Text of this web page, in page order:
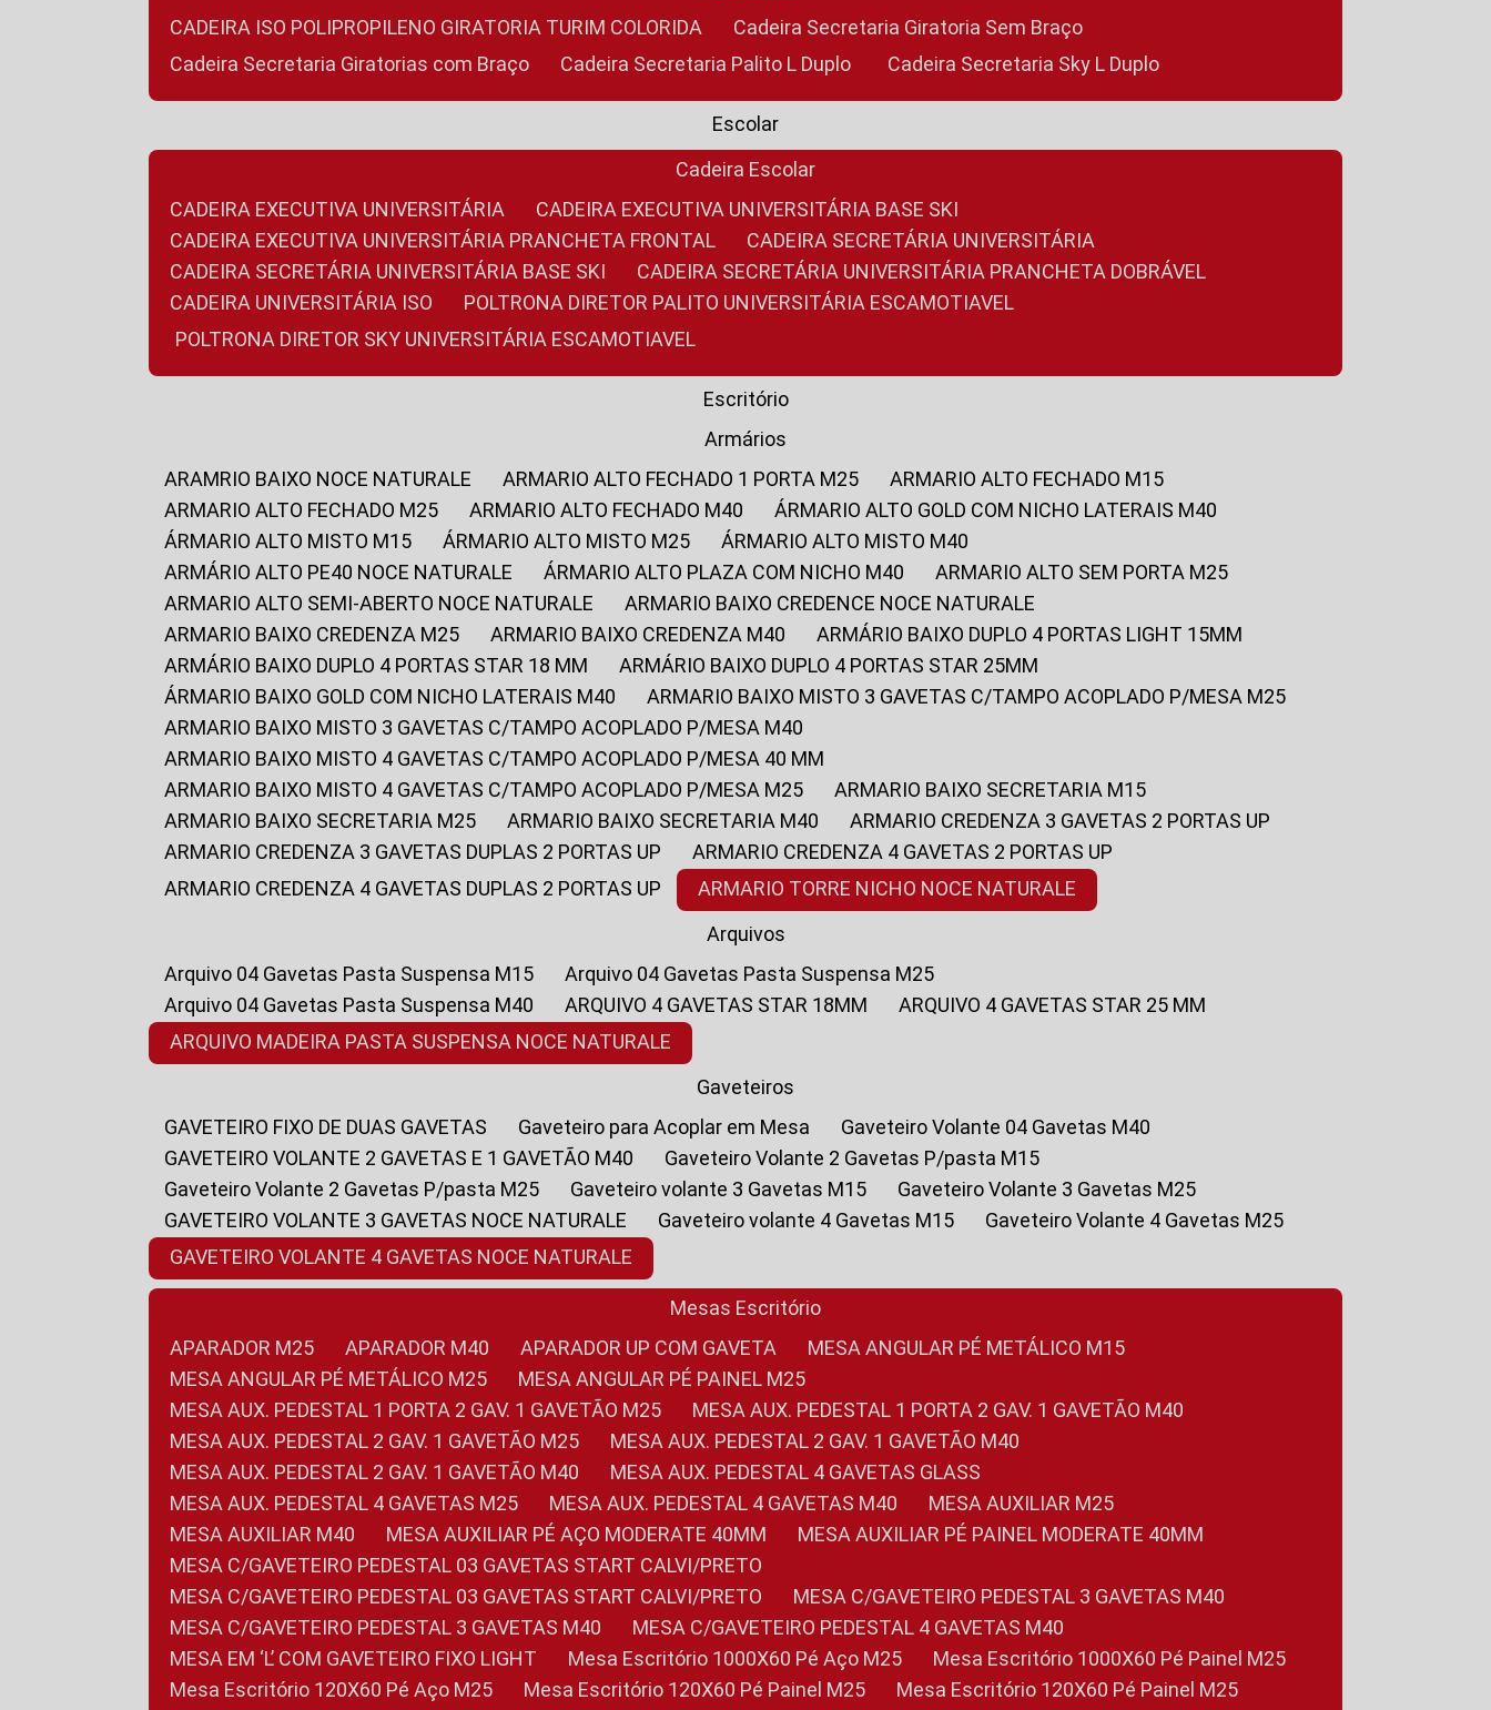
CADEIRA ISO POLIPROPILENO GIRATORIA TURIM COLORIDA
Cadeira Secretaria Giratoria Sem Braço
Cadeira Secretaria Giratorias com Braço
Cadeira Secretaria Palito L Duplo Cadeira Secretaria Sky L Duplo
Escolar
Cadeira Escolar
CADEIRA EXECUTIVA UNIVERSITÁRIA
CADEIRA EXECUTIVA UNIVERSITÁRIA BASE SKI
CADEIRA EXECUTIVA UNIVERSITÁRIA PRANCHETA FRONTAL
CADEIRA SECRETÁRIA UNIVERSITÁRIA
CADEIRA SECRETÁRIA UNIVERSITÁRIA BASE SKI
CADEIRA SECRETÁRIA UNIVERSITÁRIA PRANCHETA DOBRÁVEL
CADEIRA UNIVERSITÁRIA ISO
POLTRONA DIRETOR PALITO UNIVERSITÁRIA ESCAMOTIAVEL
POLTRONA DIRETOR SKY UNIVERSITÁRIA ESCAMOTIAVEL
Escritório
Armários
ARAMRIO BAIXO NOCE NATURALE
ARMARIO ALTO FECHADO 1 PORTA M25
ARMARIO ALTO FECHADO M15
ARMARIO ALTO FECHADO M25
ARMARIO ALTO FECHADO M40
ÁRMARIO ALTO GOLD COM NICHO LATERAIS M40
ÁRMARIO ALTO MISTO M15
ÁRMARIO ALTO MISTO M25
ÁRMARIO ALTO MISTO M40
ARMÁRIO ALTO PE40 NOCE NATURALE
ÁRMARIO ALTO PLAZA COM NICHO M40
ARMARIO ALTO SEM PORTA M25
ARMARIO ALTO SEMI-ABERTO NOCE NATURALE
ARMARIO BAIXO CREDENCE NOCE NATURALE
ARMARIO BAIXO CREDENZA M25
ARMARIO BAIXO CREDENZA M40
ARMÁRIO BAIXO DUPLO 4 PORTAS LIGHT 15MM
ARMÁRIO BAIXO DUPLO 4 PORTAS STAR 18 MM
ARMÁRIO BAIXO DUPLO 4 PORTAS STAR 25MM
ÁRMARIO BAIXO GOLD COM NICHO LATERAIS M40
ARMARIO BAIXO MISTO 3 GAVETAS C/TAMPO ACOPLADO P/MESA M25
ARMARIO BAIXO MISTO 3 GAVETAS C/TAMPO ACOPLADO P/MESA M40
ARMARIO BAIXO MISTO 4 GAVETAS C/TAMPO ACOPLADO P/MESA 40 MM
ARMARIO BAIXO MISTO 4 GAVETAS C/TAMPO ACOPLADO P/MESA M25
ARMARIO BAIXO SECRETARIA M15
ARMARIO BAIXO SECRETARIA M25
ARMARIO BAIXO SECRETARIA M40
ARMARIO CREDENZA 3 GAVETAS 2 PORTAS UP
ARMARIO CREDENZA 3 GAVETAS DUPLAS 2 PORTAS UP
ARMARIO CREDENZA 4 GAVETAS 2 PORTAS UP
ARMARIO CREDENZA 4 GAVETAS DUPLAS 2 PORTAS UP
ARMARIO TORRE NICHO NOCE NATURALE
Arquivos
Arquivo 04 Gavetas Pasta Suspensa M15
Arquivo 04 Gavetas Pasta Suspensa M25
Arquivo 04 Gavetas Pasta Suspensa M40
ARQUIVO 4 GAVETAS STAR 18MM
ARQUIVO 4 GAVETAS STAR 25 MM
ARQUIVO MADEIRA PASTA SUSPENSA NOCE NATURALE
Gaveteiros
GAVETEIRO FIXO DE DUAS GAVETAS
Gaveteiro para Acoplar em Mesa
Gaveteiro Volante 04 Gavetas M40
GAVETEIRO VOLANTE 2 GAVETAS E 1 GAVETÃO M40
Gaveteiro Volante 2 Gavetas P/pasta M15
Gaveteiro Volante 2 Gavetas P/pasta M25
Gaveteiro volante 3 Gavetas M15
Gaveteiro Volante 3 Gavetas M25
GAVETEIRO VOLANTE 3 GAVETAS NOCE NATURALE
Gaveteiro volante 4 Gavetas M15
Gaveteiro Volante 4 Gavetas M25
GAVETEIRO VOLANTE 4 GAVETAS NOCE NATURALE
Mesas Escritório
APARADOR M25
APARADOR M40 APARADOR UP COM GAVETA
MESA ANGULAR PÉ METÁLICO M15
MESA ANGULAR PÉ METÁLICO M25
MESA ANGULAR PÉ PAINEL M25
MESA AUX. PEDESTAL 1 PORTA 2 GAV. 1 GAVETÃO M25
MESA AUX. PEDESTAL 1 PORTA 2 GAV. 1 GAVETÃO M40
MESA AUX. PEDESTAL 2 GAV. 1 GAVETÃO M25
MESA AUX. PEDESTAL 2 GAV. 1 GAVETÃO M40
MESA AUX. PEDESTAL 2 GAV. 1 GAVETÃO M40
MESA AUX. PEDESTAL 4 GAVETAS GLASS
MESA AUX. PEDESTAL 4 GAVETAS M25
MESA AUX. PEDESTAL 4 GAVETAS M40
MESA AUXILIAR M25
MESA AUXILIAR M40
MESA AUXILIAR PÉ AÇO MODERATE 40MM
MESA AUXILIAR PÉ PAINEL MODERATE 40MM
MESA C/GAVETEIRO PEDESTAL 03 GAVETAS START CALVI/PRETO
MESA C/GAVETEIRO PEDESTAL 03 GAVETAS START CALVI/PRETO
MESA C/GAVETEIRO PEDESTAL 3 GAVETAS M40
MESA C/GAVETEIRO PEDESTAL 3 GAVETAS M40
MESA C/GAVETEIRO PEDESTAL 4 GAVETAS M40
MESA EM ‘L’ COM GAVETEIRO FIXO LIGHT
Mesa Escritório 1000X60 Pé Aço M25
Mesa Escritório 1000X60 Pé Painel M25
Mesa Escritório 120X60 Pé Aço M25
Mesa Escritório 120X60 Pé Painel M25
Mesa Escritório 120X60 Pé Painel M25